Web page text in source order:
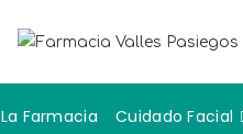
La Farmacia Cuidado Facial